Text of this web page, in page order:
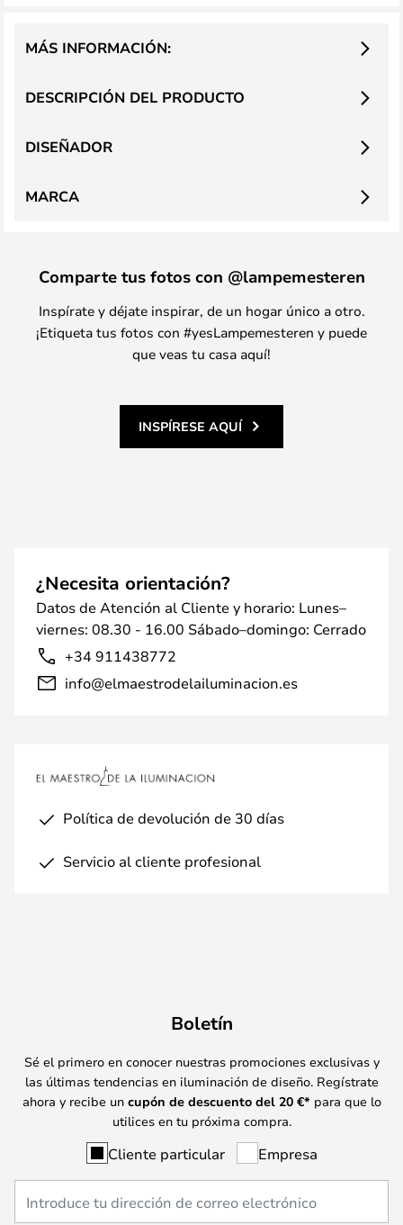
DESCRIPCIÓN DEL PRODUCTO
MÁS INFORMACIÓN:
DISEÑADOR
MARCA
Comparte tus fotos con @lampemesteren
Inspírate y déjate inspirar, de un hogar único a otro.
¡Etiqueta tus fotos con #yesLampemesteren y puede
que veas tu casa aquí!
INSPÍRESE AQUÍ
¿Necesita orientación?
Datos de Atención al Cliente y horario: Lunes–
viernes: 08.30 - 16.00 Sábado–domingo: Cerrado
+34 911438772
info@elmaestrodelailuminacion.es
Política de devolución de 30 días
Servicio al cliente profesional
Boletín
Sé el primero en conocer nuestras promociones exclusivas y
las últimas tendencias en iluminación de diseño. Regístrate
ahora y recibe un cupón de descuento del 20 €* para que lo
utilices en tu próxima compra.
Cliente particular Empresa